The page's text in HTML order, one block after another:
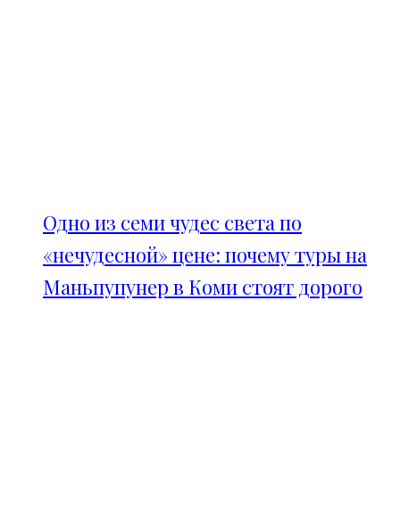
Одно из семи чудес света по
«нечудесной» цене: почему туры на
Маньпупунер в Коми стоят дорого